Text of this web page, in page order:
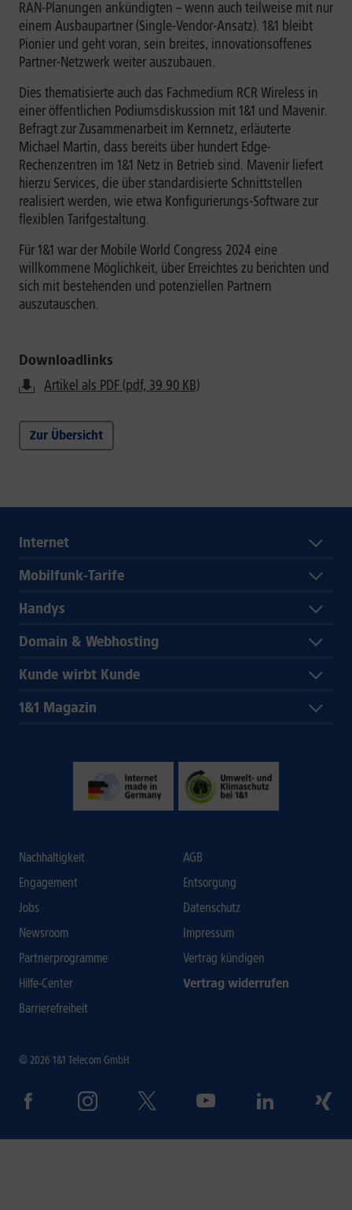
RAN-Planungen ankündigten – wenn auch teilweise mit nur
einem Ausbaupartner (Single-Vendor-Ansatz). 1&1 bleibt
Pionier und geht voran, sein breites, innovationsoffenes
Partner-Netzwerk weiter auszubauen.
Dies thematisierte auch das Fachmedium RCR Wireless in
einer öffentlichen Podiumsdiskussion mit 1&1 und Mavenir.
Befragt zur Zusammenarbeit im Kernnetz, erläuterte
Michael Martin, dass bereits über hundert Edge-
Rechenzentren im 1&1 Netz in Betrieb sind. Mavenir liefert
hierzu Services, die über standardisierte Schnittstellen
realisiert werden, wie etwa Konfigurierungs-Software zur
flexiblen Tarifgestaltung.
Für 1&1 war der Mobile World Congress 2024 eine
willkommene Möglichkeit, über Erreichtes zu berichten und
sich mit bestehenden und potenziellen Partnern
auszutauschen.
Downloadlinks
Artikel als PDF (pdf, 39.90 KB)
Zur Übersicht
Internet
Mobilfunk-Tarife
Handys
Domain & Webhosting
Kunde wirbt Kunde
1&1 Magazin
Nachhaltigkeit
Engagement
Jobs
Newsroom
Partnerprogramme
Hilfe-Center
Barrierefreiheit
AGB
Entsorgung
Datenschutz
Impressum
Vertrag kündigen
Vertrag widerrufen
© 2026 1&1 Telecom GmbH